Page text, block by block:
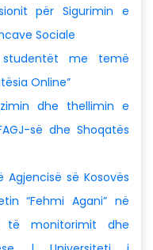
për Sigurimin e
Sociale
me temë
Online”
dhe thellimin e
së dhe Shoqatës
së Kosovës
“Fehmi Agani” në
të monitorimit dhe